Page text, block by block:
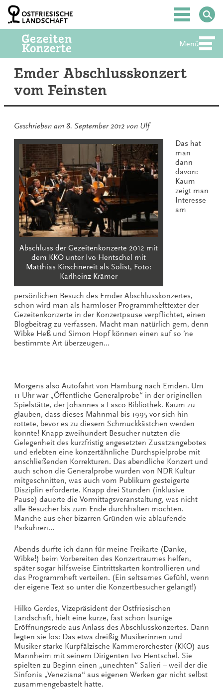
Zum
Inhalt
springen
Hauptmenü
Menü
Emder Abschlusskonzert
vom Feinsten
Geschrieben am 8. September 2012 von Ulf
Abschluss der Gezeitenkonzerte 2012 mit
dem KKO unter Ivo Hentschel mit
Matthias Kirschnereit als Solist, Foto:
Karlheinz Krämer
Das hat
man
dann
davon:
Kaum
zeigt man
Interesse
am
persönlichen Besuch des Emder Abschlusskonzertes,
schon wird man als harmloser Programmhefttexter der
Gezeitenkonzerte in der Konzertpause verpflichtet, einen
Blogbeitrag zu verfassen. Macht man natürlich gern, denn
Wibke Heß und Simon Hopf können einen auf so ’ne
bestimmte Art überzeugen…
Morgens also Autofahrt von Hamburg nach Emden. Um
11 Uhr war „Öffentliche Generalprobe“ in der originellen
Spielstätte, der Johannes a Lasco Bibliothek. Kaum zu
glauben, dass dieses Mahnmal bis 1995 vor sich hin
rottete, bevor es zu diesem Schmuckkästchen werden
konnte! Knapp zweihundert Besucher nutzten die
Gelegenheit des kurzfristig angesetzten Zusatzangebotes
und erlebten eine konzertähnliche Durchspielprobe mit
anschließenden Korrekturen. Das abendliche Konzert und
auch schon die Generalprobe wurden von NDR Kultur
mitgeschnitten, was auch vom Publikum gesteigerte
Disziplin erforderte. Knapp drei Stunden (inklusive
Pause) dauerte die Vormittagsveranstaltung, was nicht
alle Besucher bis zum Ende durchhalten mochten.
Manche aus eher bizarren Gründen wie ablaufende
Parkuhren…
Abends durfte ich dann für meine Freikarte (Danke,
Wibke!) beim Vorbereiten des Konzertraumes helfen,
später sogar hilfsweise Eintrittskarten kontrollieren und
das Programmheft verteilen. (Ein seltsames Gefühl, wenn
der eigene Text so unter die Konzertbesucher gelangt!)
Hilko Gerdes, Vizepräsident der Ostfriesischen
Landschaft, hielt eine kurze, fast schon launige
Eröffnungsrede aus Anlass des Abschlusskonzertes. Dann
legten sie los: Das etwa dreißig Musikerinnen und
Musiker starke Kurpfälzische Kammerorchester (KKO) aus
Mannheim mit seinem Dirigenten Ivo Hentschel. Sie
spielten zu Beginn einen „unechten“ Salieri – weil der die
Sinfonia „Veneziana“ aus eigenen Werken gar nicht selbst
zusammengebastelt hatte.